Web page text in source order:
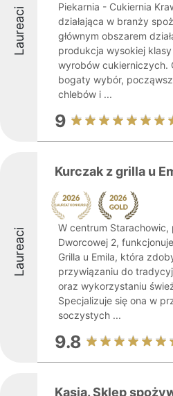
Laureaci
Piekarnia - Cukiernia
działająca w branży
głównym obszarem
produkcja wysokiej
wyrobów cukierniczych.
bogaty wybór,
chlebów i ...
9
Laureaci
Kurczak z grilla u
W centrum Starachowic,
Dworcowej 2,
Grilla u Emila, która
przywiązaniu do
oraz wykorzystaniu
Specjalizuje się ona w
soczystych ...
9.8
Kasia. Sklep